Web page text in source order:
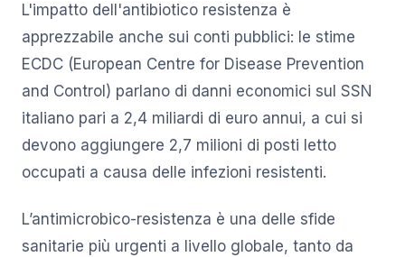
L'impatto dell'antibiotico resistenza è
apprezzabile anche sui conti pubblici: le stime
ECDC (European Centre for Disease Prevention
and Control) parlano di danni economici sul SSN
italiano pari a 2,4 miliardi di euro annui, a cui si
devono aggiungere 2,7 milioni di posti letto
occupati a causa delle infezioni resistenti.
L’antimicrobico-resistenza è una delle sfide
sanitarie più urgenti a livello globale, tanto da